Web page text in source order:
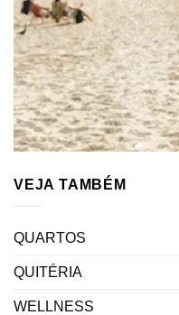
VEJA TAMBÉM
QUARTOS
QUITÉRIA
WELLNESS